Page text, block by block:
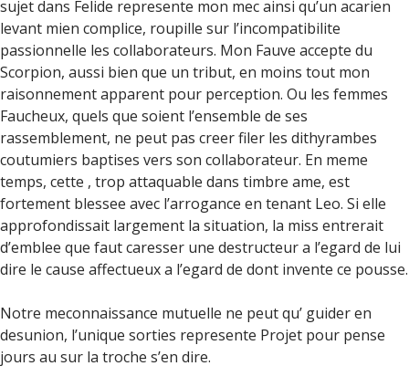
sujet dans Felide represente mon mec ainsi qu’un acarien
levant mien complice, roupille sur l’incompatibilite
passionnelle les collaborateurs. Mon Fauve accepte du
Scorpion, aussi bien que un tribut, en moins tout mon
raisonnement apparent pour perception. Ou les femmes
Faucheux, quels que soient l’ensemble de ses
rassemblement, ne peut pas creer filer les dithyrambes
coutumiers baptises vers son collaborateur. En meme
temps, cette , trop attaquable dans timbre ame, est
fortement blessee avec l’arrogance en tenant Leo. Si elle
approfondissait largement la situation, la miss entrerait
d’emblee que faut caresser une destructeur a l’egard de lui
dire le cause affectueux a l’egard de dont invente ce pousse.
Notre meconnaissance mutuelle ne peut qu’ guider en
desunion, l’unique sorties represente Projet pour pense
jours au sur la troche s’en dire.